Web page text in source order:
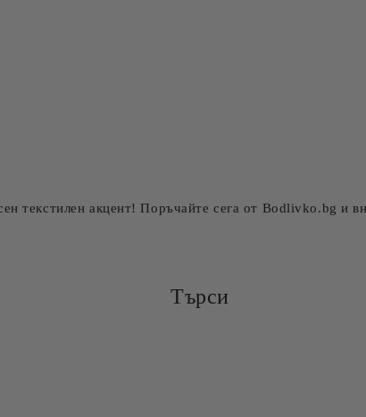
текстилен акцент! Поръчайте сега от Bodlivko.bg и
Търси